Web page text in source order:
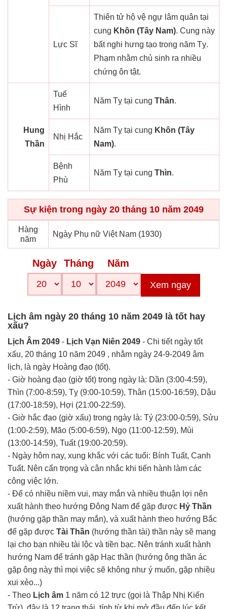
Lực Sĩ
Thiên tử hộ vệ ngự lâm quân tại
cung Khôn (Tây Nam). Cung này
bất nghi hưng tạo trong năm Tỵ.
Phạm nhằm chủ sinh ra nhiều
chứng ôn tật.
Hung
Thần
Tuế
Hình
Năm Tỵ tại cung Thân.
Nhị Hắc
Năm Tỵ tại cung Khôn (Tây
Nam).
Bệnh
Phù
Năm Tỵ tại cung Thìn.
Sự kiện trong ngày 20 tháng 10 năm 2049
Hàng
năm
Ngày Phụ nữ Việt Nam (1930)
Ngày Tháng Năm
Xem ngay
Lịch âm ngày 20 tháng 10 năm 2049 là tốt hay
xấu?
Lịch Âm 2049 - Lịch Vạn Niên 2049 - Chi tiết ngày tốt
xấu, 20 tháng 10 năm 2049 , nhằm ngày 24-9-2049 âm
lịch, là ngày Hoàng đạo (tốt).
- Giờ hoàng đạo (giờ tốt) trong ngày là: Dần (3:00-4:59),
Thìn (7:00-8:59), Tỵ (9:00-10:59), Thân (15:00-16:59), Dậu
(17:00-18:59), Hợi (21:00-22:59).
- Giờ hắc đạo (giờ xấu) trong ngày là: Tý (23:00-0:59), Sửu
(1:00-2:59), Mão (5:00-6:59), Ngọ (11:00-12:59), Mùi
(13:00-14:59), Tuất (19:00-20:59).
- Ngày hôm nay, xung khắc với các tuổi: Bính Tuất, Canh
Tuất. Nên cẩn trọng và cân nhắc khi tiến hành làm các
công việc lớn.
- Để có nhiều niềm vui, may mắn và nhiều thuận lợi nên
xuất hành theo hướng Đông Nam để gặp được Hỷ Thần
(hướng gặp thần may mắn), và xuất hành theo hướng Bắc
để gặp được Tài Thần (hướng thần tài) thần này sẽ mang
lại cho bạn nhiều tài lộc và tiền bạc. Nên tránh xuất hành
hướng Nam để tránh gặp Hạc thần (hướng ông thần ác
gặp ông này thì mọi việc sẽ không như ý muốn, gặp nhiều
xui xẻo...)
- Theo Lịch âm 1 năm có 12 trực (gọi là Thập Nhị Kiến